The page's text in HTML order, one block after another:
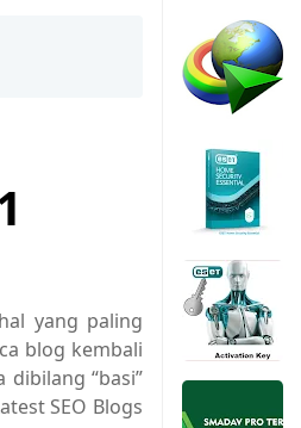
yang paling
blog kembali
“basi”
SEO Blogs